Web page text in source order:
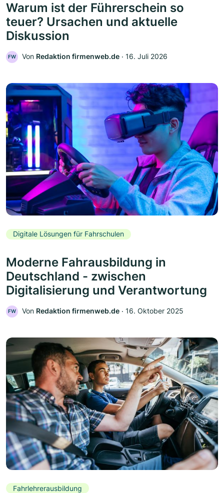
Warum ist der Führerschein so
teuer? Ursachen und aktuelle
Diskussion
FW Von Redaktion firmenweb.de ‧ 16. Juli 2026
Digitale Lösungen für Fahrschulen
Moderne Fahrausbildung in
Deutschland - zwischen
Digitalisierung und Verantwortung
FW Von Redaktion firmenweb.de ‧ 16. Oktober 2025
Fahrlehrerausbildung